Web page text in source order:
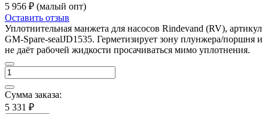
5 956 ₽ (малый опт)
Оставить отзыв
Уплотнительная манжета для насосов Rindevand (RV), артикул
GM-Spare-sealJD1535. Герметизирует зону плунжера/поршня и
не даёт рабочей жидкости просачиваться мимо уплотнения.
Сумма заказа:
5 331 ₽